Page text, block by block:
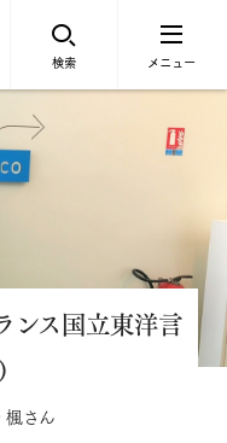
検索 メニュー
ンス国立東洋言
さん